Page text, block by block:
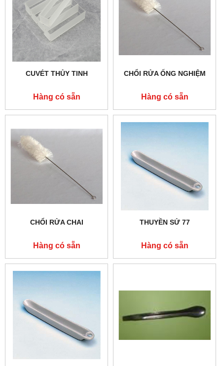
CUVÉT THỦY TINH
Hàng có sẵn
CHỔI RỬA ỐNG NGHIỆM
Hàng có sẵn
CHỔI RỬA CHAI
Hàng có sẵn
THUYỀN SỨ 77
Hàng có sẵn